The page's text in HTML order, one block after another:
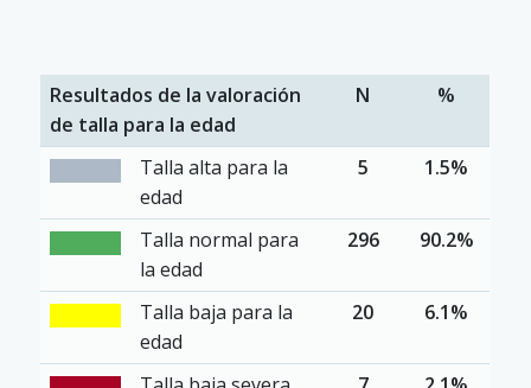
Resultados de la valoración
de talla para la edad
N %
Talla alta para la
edad
5 1.5%
Talla normal para
la edad
296 90.2%
Talla baja para la
edad
20 6.1%